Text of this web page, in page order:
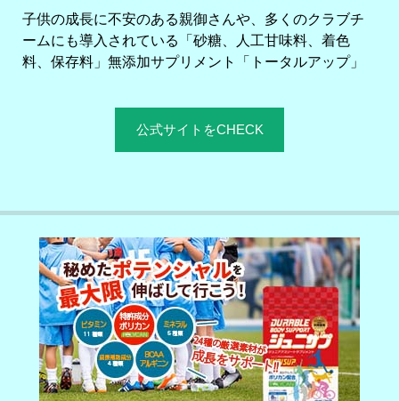
子供の成長に不安のある親御さんや、多くのクラブチ
ームにも導入されている「砂糖、人工甘味料、着色
料、保存料」無添加サプリメント「トータルアップ」
公式サイトをCHECK